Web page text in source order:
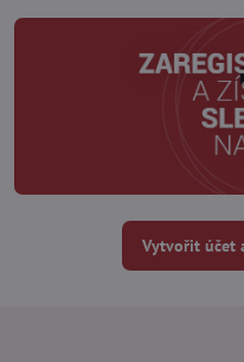
Vytvořit účet